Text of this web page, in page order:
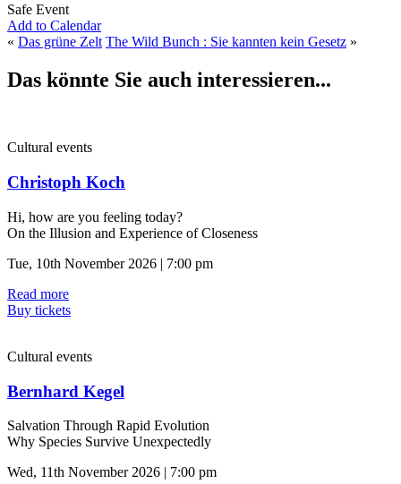
Safe Event
Add to Calendar
« Das grüne Zelt The Wild Bunch : Sie kannten kein Gesetz »
Das könnte Sie auch interessieren...
Cultural events
Christoph Koch
Hi, how are you feeling today?
On the Illusion and Experience of Closeness
Tue, 10th November 2026 | 7:00 pm
Read more
Buy tickets
Cultural events
Bernhard Kegel
Salvation Through Rapid Evolution
Why Species Survive Unexpectedly
Wed, 11th November 2026 | 7:00 pm